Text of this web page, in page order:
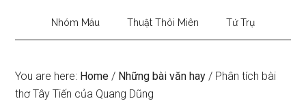
Nhóm Máu Thuật Thôi Miên Tứ Trụ
You are here: Home / Những bài văn hay / Phân tích bài
thơ Tây Tiến của Quang Dũng